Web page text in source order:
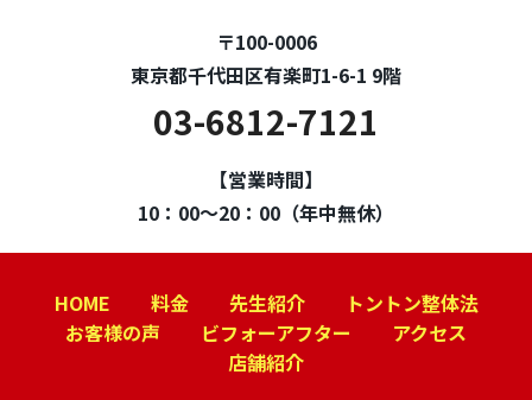
〒100-0006
東京都千代田区有楽町1-6-1 9階
03-6812-7121
【営業時間】
10：00～20：00（年中無休）
HOME 料金 先生紹介
トントン整体法
お客様の声
ビフォーアフター
アクセス
店舗紹介